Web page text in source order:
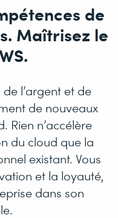
de
Maîtrisez le
l’argent et de
de nouveaux
Rien n’accélère
du cloud que la
existant. Vous
et la loyauté,
dans son